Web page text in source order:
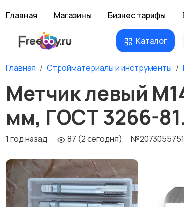
Главная Магазины Бизнес тарифы
Каталог
Главная Стройматериалы и инструменты
Метчик левый
мм, ГОСТ 3266-81.
1 год назад 87 (2 сегодня)